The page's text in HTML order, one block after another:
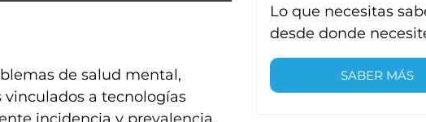
de salud mental,
a tecnologías
Lo que necesitas
desde donde
SABER MÁS